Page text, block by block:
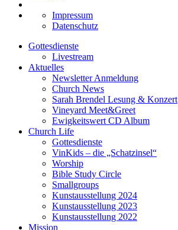
Impressum
Datenschutz
Gottesdienste
Livestream
Aktuelles
Newsletter Anmeldung
Church News
Sarah Brendel Lesung & Konzert
Vineyard Meet&Greet
Ewigkeitswert CD Album
Church Life
Gottesdienste
VinKids – die „Schatzinsel“
Worship
Bible Study Circle
Smallgroups
Kunstausstellung 2024
Kunstausstellung 2023
Kunstausstellung 2022
Mission